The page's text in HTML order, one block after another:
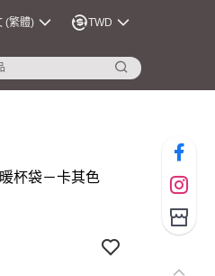
(繁體) TWD
杯袋－卡其色